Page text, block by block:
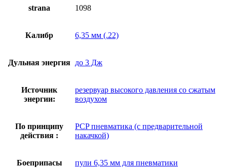
strana 1098
Калибр 6,35 мм (.22)
Дульная энергия до 3 Дж
Источник
энергии:
резервуар высокого давления со сжатым
воздухом
По принципу
действия :
PCP пневматика (с предварительной
накачкой)
Боеприпасы пули 6,35 мм для пневматики